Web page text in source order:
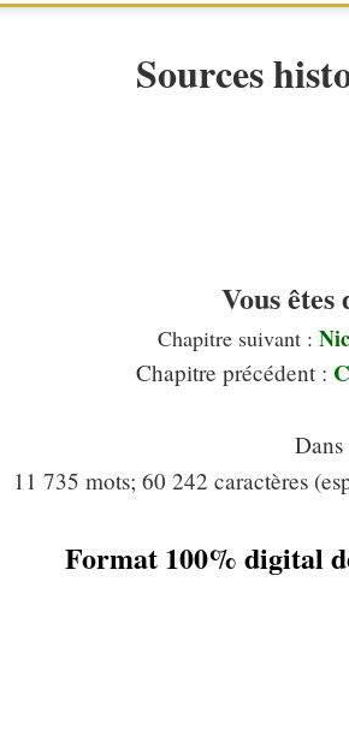
Sources
Vous
Chapitre suivant :
Chapitre précédent :
11 735 mots; 60 242 caractères
Format 100% digital